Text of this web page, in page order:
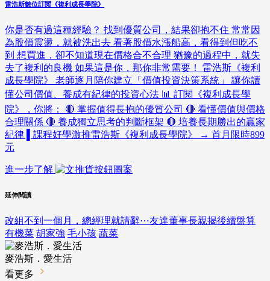
雷浩斯數位訂閱《複利成長學院》
你是否有過這種經驗？ 找到優質公司，結果卻抱不住 常常因
為股價震盪，就被洗出去 看著股價水漲船高，看得到但吃不
到 想買進，卻不知道現在價格合不合理 猶豫的過程中，就失
去了複利的良機 如果這是你，那你非常需要！ 雷浩斯《複利
成長學院》 老師逐月陪你建立「價值投資決策系統」 讓你讀
懂公司價值、養成有紀律的投資心法 📊 訂閱《複利成長學
院》，你將： 🔴 掌握值得長抱的優質公司 🔴 看懂價值與價格
合理關係 🔴 養成獨立思考的判斷框架 🔴 培養長期勝出的贏家
紀律 ▌課程好學激推雷浩斯《複利成長學院》 → 首月限時899
元
進一步了解
延伸閱讀
改組不到一個月，總經理就請辭⋯友達董事長親揭後續盤算
有機菜 胡家強 毛小孩 蔬菜
麥浩斯．愛生活
看更多